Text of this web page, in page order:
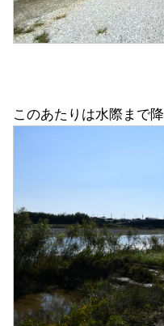
このあたりは水際まで